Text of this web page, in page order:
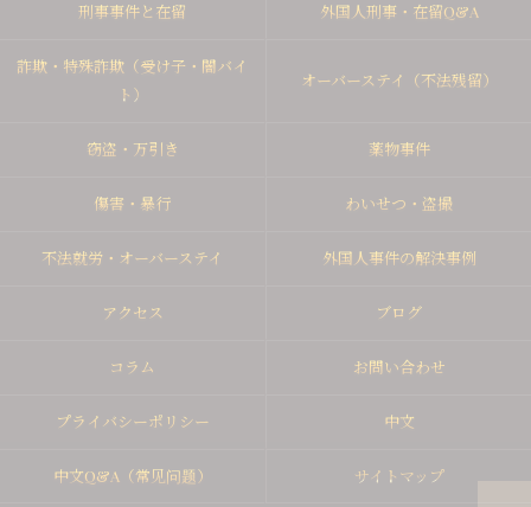
刑事事件と在留 外国人刑事・在留Q&A
詐欺・特殊詐欺（受け子・闇バイ
ト）
オーバーステイ（不法残留）
窃盗・万引き 薬物事件
傷害・暴行 わいせつ・盗撮
不法就労・オーバーステイ 外国人事件の解決事例
アクセス ブログ
コラム お問い合わせ
プライバシーポリシー 中文
中文Q&A（常见问题） サイトマップ